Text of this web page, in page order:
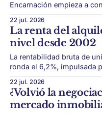
Encarnación empieza a
frontera entre Argentina y
una oportunidad inmobiliaria. Durante años, la
entre Posadas y
comercio y el
22 jul. 2026
La renta del
nivel desde 2002
La rentabilidad bruta de
ronda el 6,2%, impulsada
alquiler vuelve a despertar
inmobiliarios. Después de años en los que la renta
residencial parecía poco
22 jul. 2026
¿Volvió la
mercado